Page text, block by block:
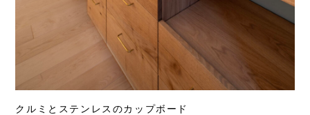
クルミとステンレスのカップボード